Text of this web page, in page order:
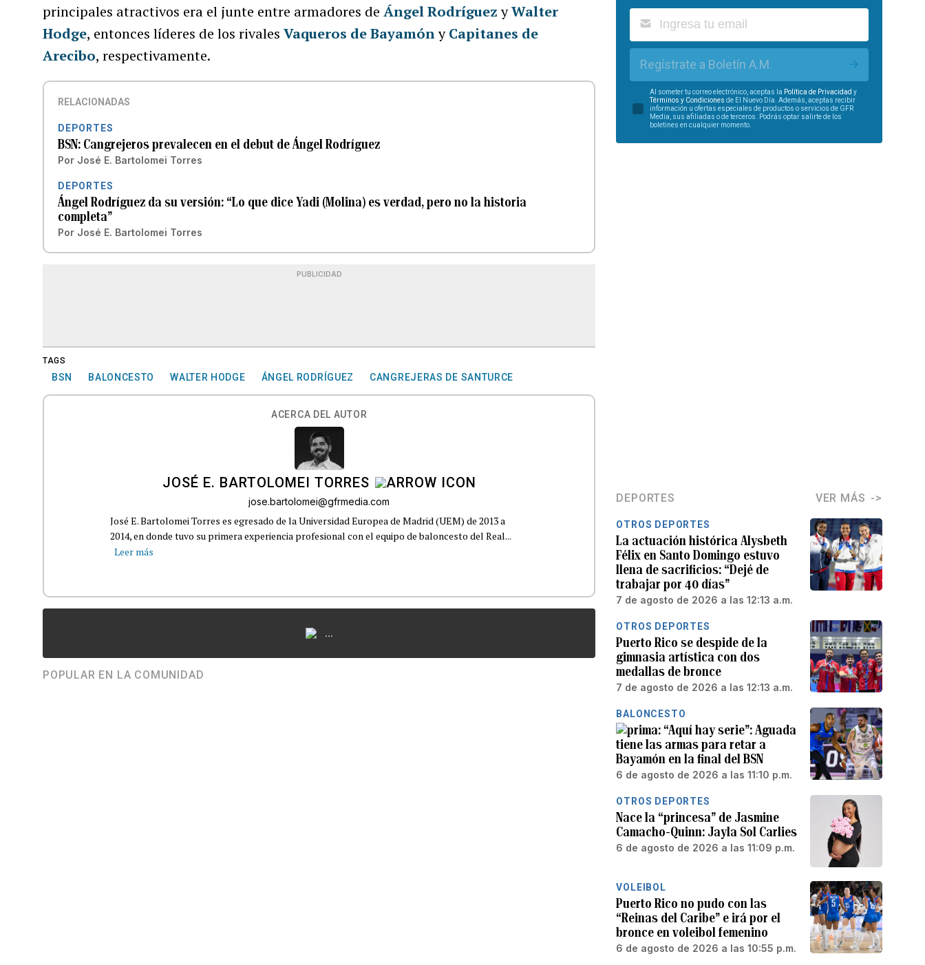
principales atractivos era el junte entre armadores deÁngel Rodríguez yWalter
Hodge, entonces líderes de los rivales Vaqueros de BayamónyCapitanes de
Arecibo, respectivamente.
RELACIONADAS
DEPORTES
BSN: Cangrejeros prevalecen en el debut de Ángel Rodríguez
Por José E. Bartolomei Torres
DEPORTES
Ángel Rodríguez da su versión: “Lo que dice Yadi (Molina) es verdad, pero no la historia
completa”
Por José E. Bartolomei Torres
PUBLICIDAD
TAGS
BSN BALONCESTO WALTER HODGE ÁNGEL RODRÍGUEZ CANGREJERAS DE SANTURCE
ACERCA DEL AUTOR
JOSÉ E. BARTOLOMEI TORRES
jose.bartolomei@gfrmedia.com
José E. Bartolomei Torres es egresado de la Universidad Europea de Madrid (UEM) de 2013 a
2014, en donde tuvo su primera experiencia profesional con el equipo de baloncesto del Real...
Leer más
...
POPULAR EN LA COMUNIDAD
Regístrate a Boletín A.M.
Al someter tu correo electrónico, aceptas la Política de Privacidad y
Términos y Condiciones de El Nuevo Día. Además, aceptas recibir
información u ofertas especiales de productos o servicios de GFR
Media, sus afiliadas o de terceros. Podrás optar salirte de los
boletines en cualquier momento.
DEPORTES VER MÁS
OTROS DEPORTES
La actuación histórica Alysbeth
Félix en Santo Domingo estuvo
llena de sacrificios: “Dejé de
trabajar por 40 días”
7 de agosto de 2026 a las 12:13 a.m.
OTROS DEPORTES
Puerto Rico se despide de la
gimnasia artística con dos
medallas de bronce
7 de agosto de 2026 a las 12:13 a.m.
BALONCESTO
“Aquí hay serie”: Aguada
tiene las armas para retar a
Bayamón en la final del BSN
6 de agosto de 2026 a las 11:10 p.m.
OTROS DEPORTES
Nace la “princesa” de Jasmine
Camacho-Quinn: Jayla Sol Carlies
6 de agosto de 2026 a las 11:09 p.m.
VOLEIBOL
Puerto Rico no pudo con las
“Reinas del Caribe” e irá por el
bronce en voleibol femenino
6 de agosto de 2026 a las 10:55 p.m.